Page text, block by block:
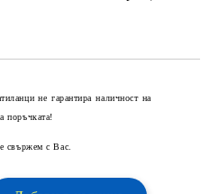
не гарантира наличност на
поръчката!
свържем с Вас.